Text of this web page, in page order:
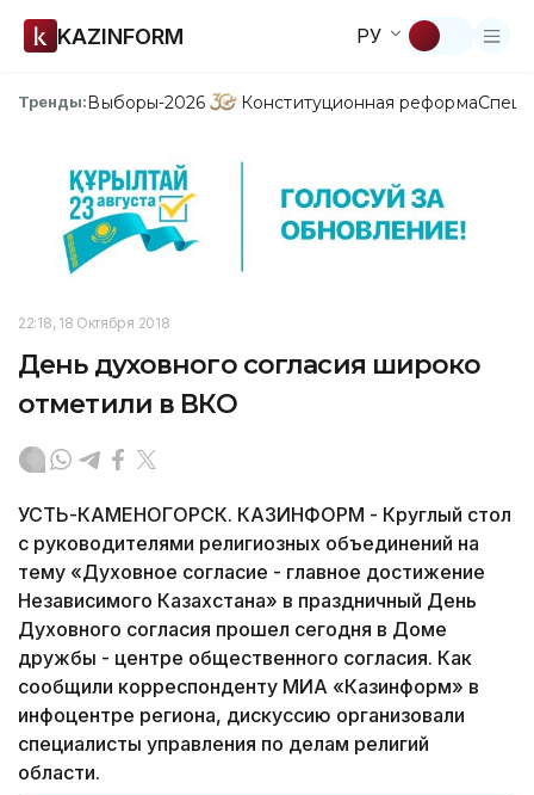
KAZINFORM РУ
Тренды:Выборы-2026 Конституционная реформа
22:18, 18 Октября 2018
День духовного согласия широко
отметили в ВКО
УСТЬ-КАМЕНОГОРСК. КАЗИНФОРМ - Круглый стол
с руководителями религиозных объединений на
тему «Духовное согласие - главное достижение
Независимого Казахстана» в праздничный День
Духовного согласия прошел сегодня в Доме
дружбы - центре общественного согласия. Как
сообщили корреспонденту МИА «Казинформ» в
инфоцентре региона, дискуссию организовали
специалисты управления по делам религий
области.